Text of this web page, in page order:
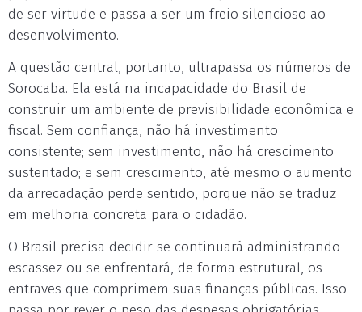
de ser virtude e passa a ser um freio silencioso ao
desenvolvimento.
A questão central, portanto, ultrapassa os números de
Sorocaba. Ela está na incapacidade do Brasil de
construir um ambiente de previsibilidade econômica e
fiscal. Sem confiança, não há investimento
consistente; sem investimento, não há crescimento
sustentado; e sem crescimento, até mesmo o aumento
da arrecadação perde sentido, porque não se traduz
em melhoria concreta para o cidadão.
O Brasil precisa decidir se continuará administrando
escassez ou se enfrentará, de forma estrutural, os
entraves que comprimem suas finanças públicas. Isso